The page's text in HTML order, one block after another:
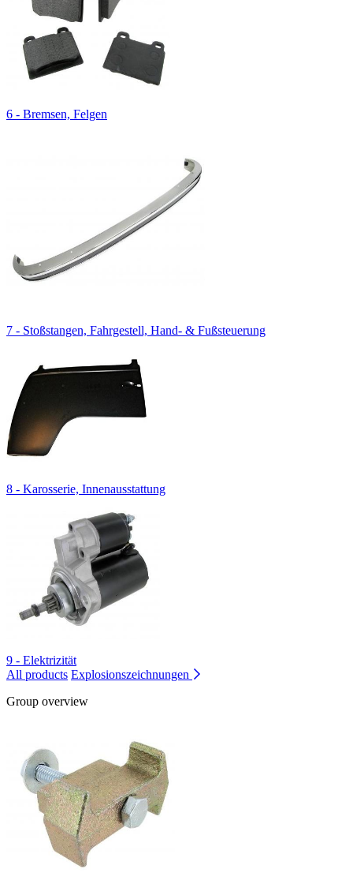
6 - Bremsen, Felgen
7 - Stoßstangen, Fahrgestell, Hand- & Fußsteuerung
8 - Karosserie, Innenausstattung
9 - Elektrizität
All products Explosionszeichnungen
Group overview